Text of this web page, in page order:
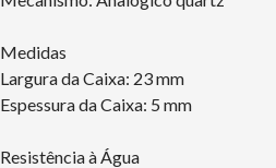
Medidas
Largura da Caixa: 23 mm
Espessura da Caixa: 5 mm
Resistência à Água